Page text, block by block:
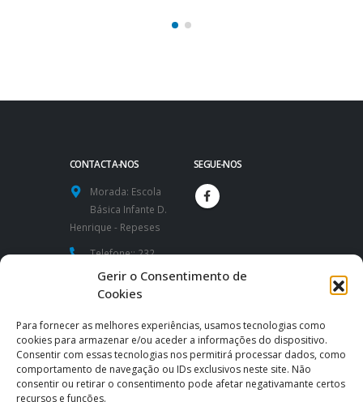
Gerir o Consentimento de
Cookies
Para fornecer as melhores experiências, usamos tecnologias como
cookies para armazenar e/ou aceder a informações do dispositivo.
Consentir com essas tecnologias nos permitirá processar dados, como
comportamento de navegação ou IDs exclusivos neste site. Não
consentir ou retirar o consentimento pode afetar negativamante certos
recursos e funções.
CONTACTA-NOS
Morada: Escola
Básica Infante D.
Henrique - Repeses
Telefone::232
424 591 / 232
426 260
https://www.aeidh.pt
Email:
direcao@aeidh.pt|
SEGUE-NOS